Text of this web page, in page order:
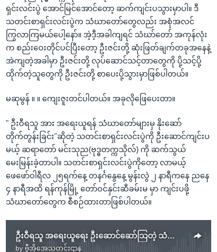
ရှင်းလင်းပွဲ အောင်မြင်အောင်တော့ ဆက်ကျင်းပသွားမှာပါ။ ဒီ
သတင်းစာရှင်းလင်းပွဲက သံဃာတော်တွေလည်း အစုံအလင်
ကြွလာကြမယ်ပေါ့နော်။ အဲ့ဒီ့အခါကျရင် သံဃာ်တော် အကုန်လုံး
က စည်းဝေးတိုင်ပင်ပြီးတော့ ဦးဇင်းတို့ ဆုံးဖြတ်ချက်တခုအနေနဲ့
အဲကျတဲ့အခါမှာ ဦးဇင်းတို့ လုပ်ဆောင်သင့်တာတွေကို ပို့သင့်ပို့
ထိုက်တဲ့သူတွေကို ဦးဇင်းတို့ စာပေးပို့သွားမှာဖြစ်ပါတယ်။
မဆုမွန် ။ ။ ကျေးဇူးတင်ပါတယ်။ အခုလိုဖြေပေးတာ။
" ဦးဝီရသူ အား အရေးယူရန် သံဃာတော်များမှ နိုးဆော်
တိုက်တွန်းခြင်း"ဆိုတဲ့ သတင်းစာရှင်းလင်းပွဲကို ဦးဆောင်ကျင်းပ
မယ့် ဆရာတော် မင်းသုည(ဗုဒ္ဓတက္ကသိုလ်) ကို ဆက်သွယ်
မေးမြန်းခဲ့တာပါ။ သတင်းစာရှင်းလင်းပွဲကိုတော့ လာမယ့်
ဖေဖော်ဝါရီလ ၂၅ရက်နေ့ တနင်္ဂနွေနေ့ မွန်းလွဲ ၂ နာရီကနေ ညနေ
၄ နာရီအထိ ရန်ကုန်မြို့ တော်ဝင်နှင်းဆီခမ်းမ မှာ ကျင်းပဖို့
သံဃာတော်တွေက စီစဉ်ထားတာဖြစ်ပါတယ်။
ဦးဝီရသူ အရေးယူရေး ဦးဆောင်ဆော်သြတဲ့ သံဃာတော် ခြိမ်းခြောက်ခံရ
by ဗွီအိုအေသတင်းဌာန